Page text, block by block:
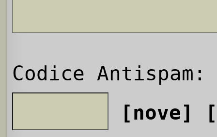
Codice Antispam:
[nove]